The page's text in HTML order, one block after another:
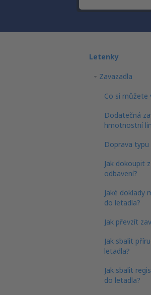
Letenky
Zavazadla
Co si můžete
Dodatečná
hmotnostní
Doprava typu
Jak dokoupit
odbavení?
Jaké doklady
do letadla?
Jak převzít
Jak sbalit
letadla?
Jak sbalit
do letadla?